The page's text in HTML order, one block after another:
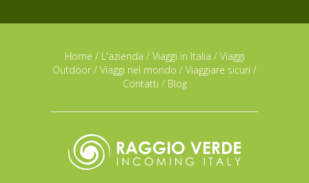
Home / L'azienda / Viaggi in Italia / Viaggi
Outdoor / Viaggi nel mondo / Viaggiare sicuri /
Contatti / Blog